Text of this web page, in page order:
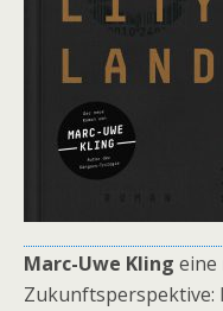
Marc-Uwe Kling eine
Zukunftsperspektive: